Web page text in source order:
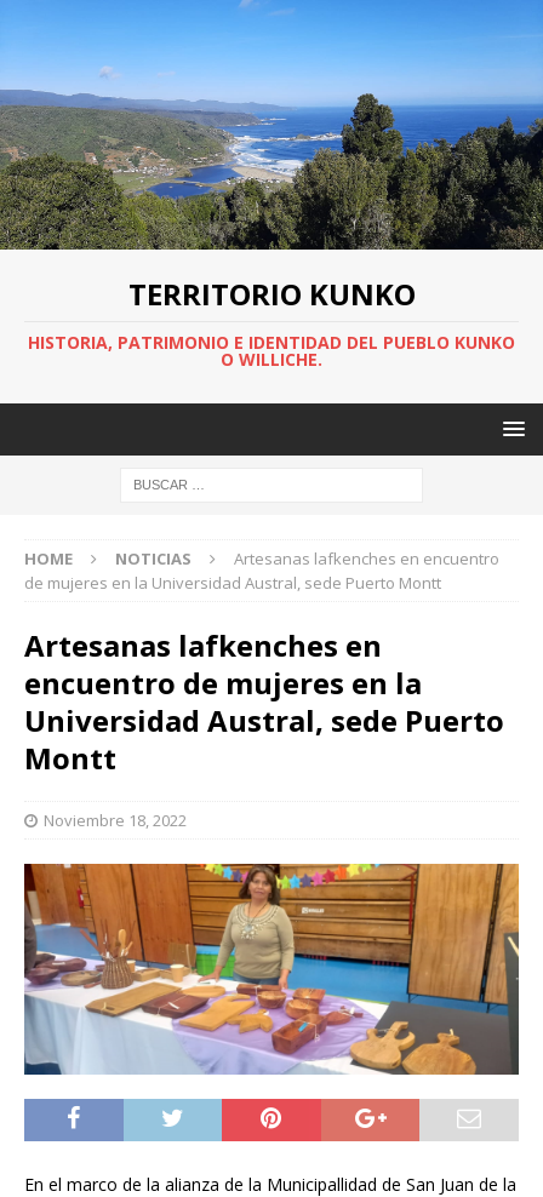
TERRITORIO KUNKO
HISTORIA, PATRIMONIO E IDENTIDAD DEL PUEBLO KUNKO
O WILLICHE.
HOME NOTICIAS
Artesanas lafkenches en encuentro
de mujeres en la Universidad Austral, sede Puerto Montt
Artesanas lafkenches en
encuentro de mujeres en la
Universidad Austral, sede Puerto
Montt
Noviembre 18, 2022
En el marco de la alianza de la Municipallidad de San Juan de la